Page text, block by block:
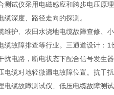
测试仪采用电磁感应和跨步电压原
缆深度、路径走向的探测。
维护、农田水浇地电缆故障查修、
缆故障排查等行业。三通道设计：
扰电路，断电状态下配合信号发生
电缆对地轻微漏电故障位置。抗干
电缆故障测试仪、低压电缆故障测